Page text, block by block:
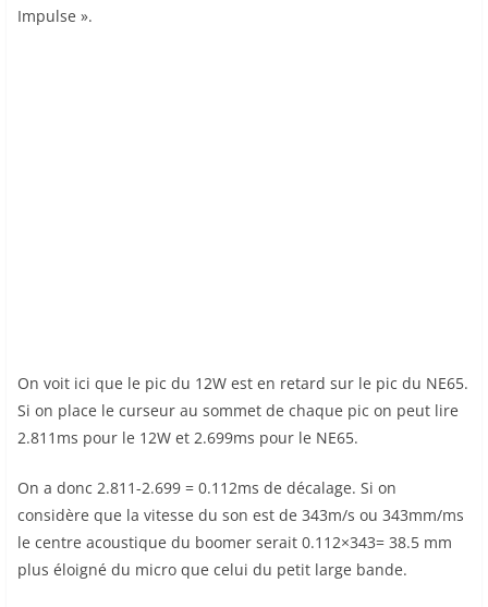
Impulse ».
On voit ici que le pic du 12W est en retard sur le pic du NE65.
Si on place le curseur au sommet de chaque pic on peut lire
2.811ms pour le 12W et 2.699ms pour le NE65.
On a donc 2.811-2.699 = 0.112ms de décalage. Si on
considère que la vitesse du son est de 343m/s ou 343mm/ms
le centre acoustique du boomer serait 0.112×343= 38.5 mm
plus éloigné du micro que celui du petit large bande.